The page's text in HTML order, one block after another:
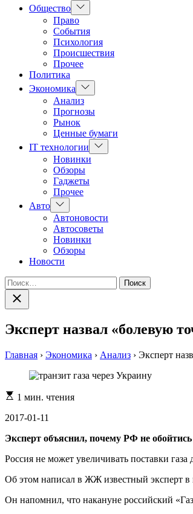
Общество Показать
подменю
Право
События
Психология
Происшествия
Прочее
Политика
Экономика
Показать
подменю
Анализ
Прогнозы
Рынок
Ценные бумаги
IT технологии
Показать
подменю
Новинки
Обзоры
Гаджеты
Прочее
Авто Показать
подменю
Автоновости
Автосоветы
Новинки
Обзоры
Новости
Найти:
Закрыть
поиск
Эксперт назвал «болевую
Главная › Экономика › Анализ › Эксперт
Расчетное
чтения
1 мин. чтения
2017-01-11
Эксперт объяснил, почему РФ не обойтись
Россия не может увеличивать поставки
Об этом написал в ЖЖ известный эксперт в
Он напомнил, что накануне российский